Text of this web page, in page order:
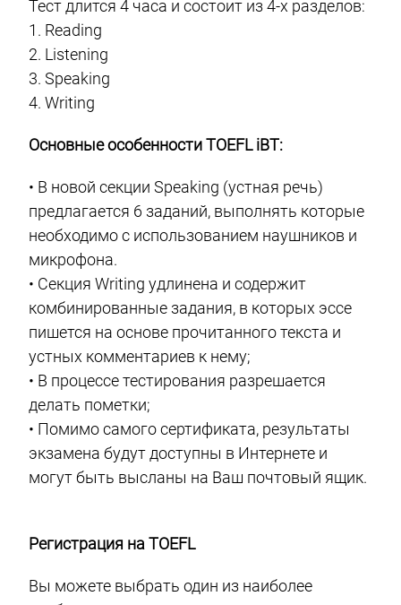
Тест длится 4 часа и состоит из 4-х разделов:
1. Reading
2. Listening
3. Speaking
4. Writing
Основные особенности TOEFL iBT:
• В новой секции Speaking (устная речь)
предлагается 6 заданий, выполнять которые
необходимо с использованием наушников и
микрофона.
• Секция Writing удлинена и содержит
комбинированные задания, в которых эссе
пишется на основе прочитанного текста и
устных комментариев к нему;
• В процессе тестирования разрешается
делать пометки;
• Помимо самого сертификата, результаты
экзамена будут доступны в Интернете и
могут быть высланы на Ваш почтовый ящик.
Регистрация на TOEFL
Вы можете выбрать один из наиболее